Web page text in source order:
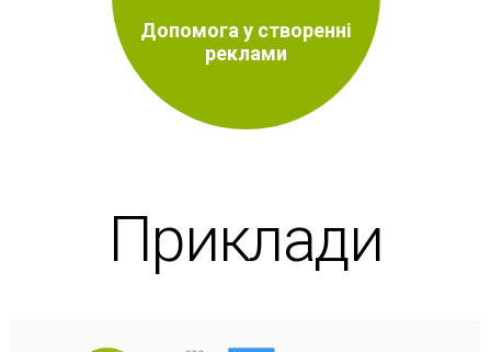
Допомога у створенні
реклами
Приклади